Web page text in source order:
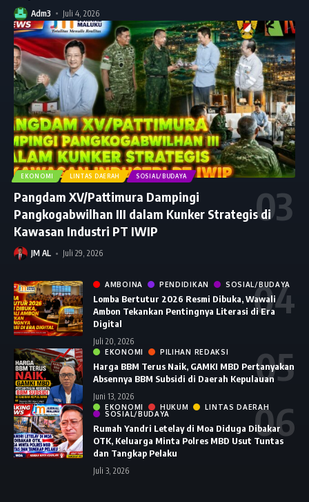
Adm3 Juli 4, 2026
EKONOMI LINTAS DAERAH SOSIAL/BUDAYA
Pangdam XV/Pattimura Dampingi
Pangkogabwilhan III dalam Kunker Strategis di
Kawasan Industri PT IWIP
JM AL Juli 29, 2026
AMBOINA PENDIDIKAN SOSIAL/BUDAYA
Lomba Bertutur 2026 Resmi Dibuka, Wawali
Ambon Tekankan Pentingnya Literasi di Era
Digital
Juli 20, 2026
EKONOMI PILIHAN REDAKSI
Harga BBM Terus Naik, GAMKI MBD Pertanyakan
Absennya BBM Subsidi di Daerah Kepulauan
Juni 13, 2026
EKONOMI HUKUM
LINTAS DAERAH
SOSIAL/BUDAYA
Rumah Yandri Letelay di Moa Diduga Dibakar
OTK, Keluarga Minta Polres MBD Usut Tuntas
dan Tangkap Pelaku
Juli 3, 2026